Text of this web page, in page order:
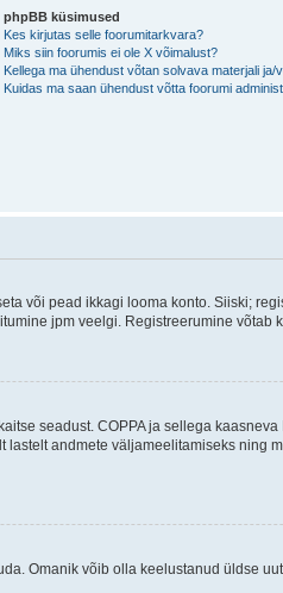
phpBB küsimused
Kes kirjutas selle foorumitarkvara?
Miks siin foorumis ei ole X võimalust?
Kellega ma ühendust võtan solvava materjali ja/
Kuidas ma saan ühendust võtta foorumi
või pead ikkagi looma konto. Siiski;
jpm veelgi. Registreerumine võtab
seadust. COPPA ja sellega
andmete väljameelitamiseks ning
Omanik võib olla keelustanud üldse